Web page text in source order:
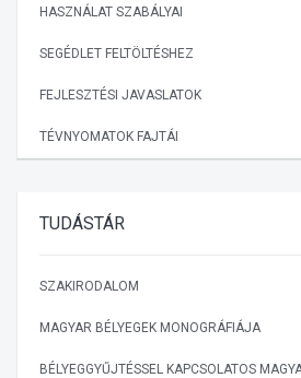
HASZNÁLAT SZABÁLYAI
SEGÉDLET FELTÖLTÉSHEZ
FEJLESZTÉSI JAVASLATOK
TÉVNYOMATOK FAJTÁI
TUDÁSTÁR
SZAKIRODALOM
MAGYAR BÉLYEGEK MONOGRÁFIÁJA
BÉLYEGGYŰJTÉSSEL KAPCSOLATOS